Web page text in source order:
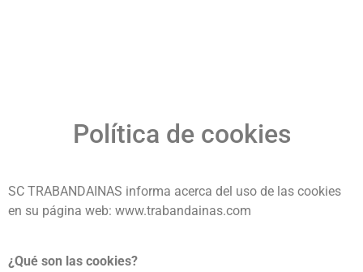
Política de cookies
SC TRABANDAINAS informa acerca del uso de las cookies
en su página web: www.trabandainas.com
¿Qué son las cookies?